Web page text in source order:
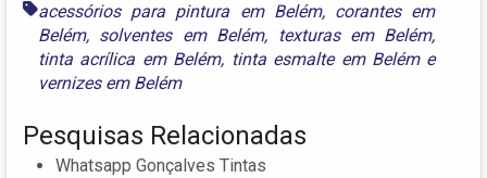
acessórios para pintura em Belém, corantes em
Belém, solventes em Belém, texturas em Belém,
tinta acrílica em Belém, tinta esmalte em Beléme
vernizes em Belém
Pesquisas Relacionadas
Whatsapp Gonçalves Tintas